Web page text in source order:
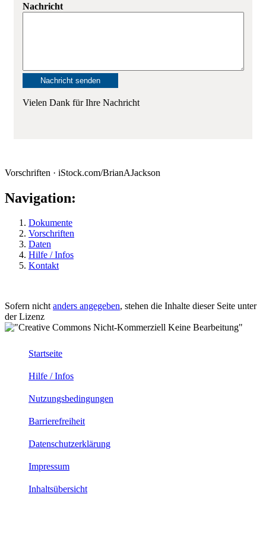
Nachricht
Vielen Dank für Ihre Nachricht
Vorschriften · iStock.com/BrianAJackson
Navigation:
Dokumente
Vorschriften
Daten
Hilfe / Infos
Kontakt
Sofern nichtanders angegeben, stehen die Inhalte dieser Seite unter
der Lizenz
Startseite
Hilfe / Infos
Nutzungsbedingungen
Barrierefreiheit
Datenschutzerklärung
Impressum
Inhaltsübersicht